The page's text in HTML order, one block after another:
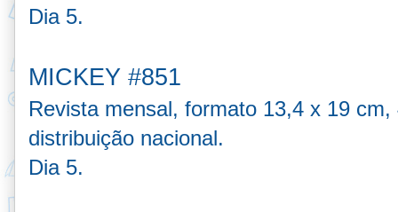
Dia 5.
MICKEY #851
Revista mensal, formato 13,4 x 19
distribuição nacional.
Dia 5.